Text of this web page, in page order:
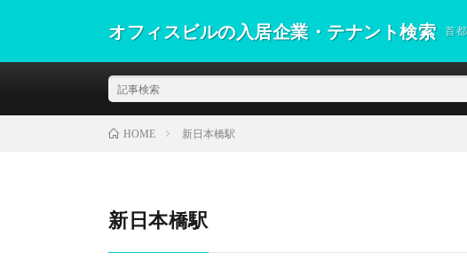
オフィスビルの入居企業・テナント検索 首
HOME 新日本橋駅
新日本橋駅